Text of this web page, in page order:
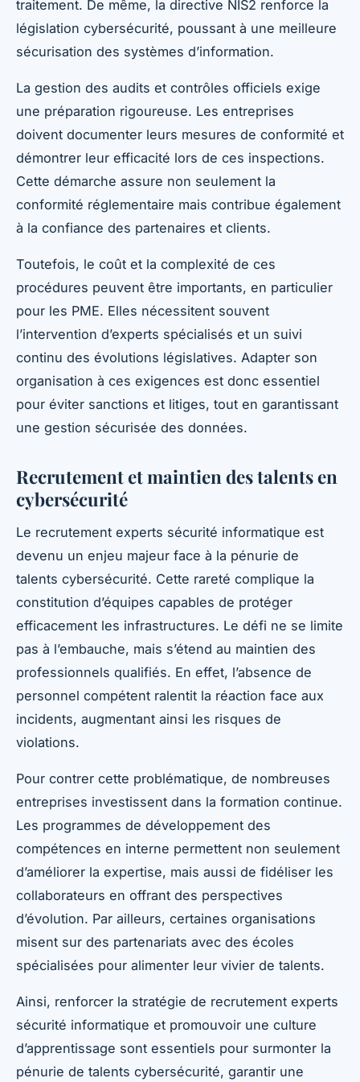
traitement. De même, la directive NIS2 renforce la
législation cybersécurité, poussant à une meilleure
sécurisation des systèmes d’information.
La gestion des audits et contrôles officiels exige
une préparation rigoureuse. Les entreprises
doivent documenter leurs mesures de conformité et
démontrer leur efficacité lors de ces inspections.
Cette démarche assure non seulement la
conformité réglementaire mais contribue également
à la confiance des partenaires et clients.
Toutefois, le coût et la complexité de ces
procédures peuvent être importants, en particulier
pour les PME. Elles nécessitent souvent
l’intervention d’experts spécialisés et un suivi
continu des évolutions législatives. Adapter son
organisation à ces exigences est donc essentiel
pour éviter sanctions et litiges, tout en garantissant
une gestion sécurisée des données.
Recrutement et maintien des talents en
cybersécurité
Le recrutement experts sécurité informatique est
devenu un enjeu majeur face à la pénurie de
talents cybersécurité. Cette rareté complique la
constitution d’équipes capables de protéger
efficacement les infrastructures. Le défi ne se limite
pas à l’embauche, mais s’étend au maintien des
professionnels qualifiés. En effet, l’absence de
personnel compétent ralentit la réaction face aux
incidents, augmentant ainsi les risques de
violations.
Pour contrer cette problématique, de nombreuses
entreprises investissent dans la formation continue.
Les programmes de développement des
compétences en interne permettent non seulement
d’améliorer la expertise, mais aussi de fidéliser les
collaborateurs en offrant des perspectives
d’évolution. Par ailleurs, certaines organisations
misent sur des partenariats avec des écoles
spécialisées pour alimenter leur vivier de talents.
Ainsi, renforcer la stratégie de recrutement experts
sécurité informatique et promouvoir une culture
d’apprentissage sont essentiels pour surmonter la
pénurie de talents cybersécurité, garantir une